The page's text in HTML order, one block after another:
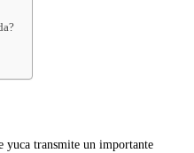
yuca transmite un importante